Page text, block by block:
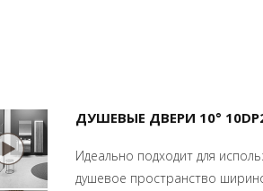
ДУШЕВЫЕ ДВЕРИ 10°
Идеально подходит для
душевое пространство